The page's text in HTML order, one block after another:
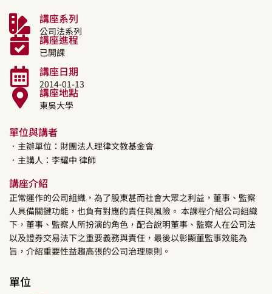
講座系列
公司法系列
講座進程
已開課
講座日期
2014-01-13
講座地點
東吳大學
單位與講者
．主辦單位：財團法人理律文教基金會
．主講人： 李耀中 律師
講座介紹
正常運作的公司組織，為了股東甚而社會大眾之利益，董事、監察
人具備關鍵功能，也負有對應的責任與風險。 本課程介紹公司組織
下，董事、監察人所扮演的角色，配合說明董事、監察人在公司法
以及證券交易法下之重要義務與責任，最後以彰顯董監事效能為
旨，介紹重要性益趨高張的公司治理原則。
單位